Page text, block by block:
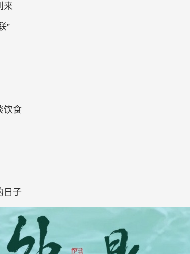
来
”
饮食
日子